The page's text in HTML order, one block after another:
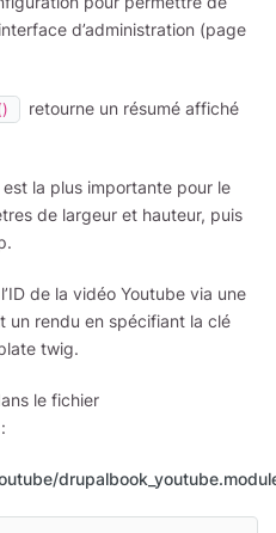
d’administration (page
retourne un résumé affiché
est la plus importante pour le
de largeur et hauteur, puis
de la vidéo Youtube via une
un rendu en spécifiant la clé
twig.
le fichier
: